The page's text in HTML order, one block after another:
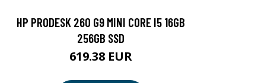
HP PRODESK 260 G9 MINI CORE I5 16GB
256GB SSD
619.38 EUR